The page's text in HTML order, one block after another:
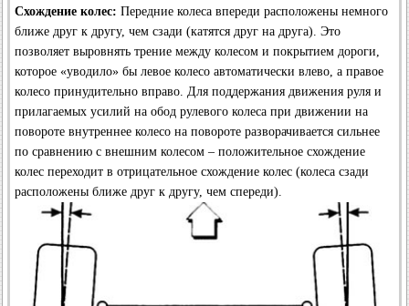
Схождение колес: Передние колеса впереди расположены немного
ближе друг к другу, чем сзади (катятся друг на друга). Это
позволяет выровнять трение между колесом и покрытием дороги,
которое «уводило» бы левое колесо автоматически влево, а правое
колесо принудительно вправо. Для поддержания движения руля и
прилагаемых усилий на обод рулевого колеса при движении на
повороте внутреннее колесо на повороте разворачивается сильнее
по сравнению с внешним колесом – положительное схождение
колес переходит в отрицательное схождение колес (колеса сзади
расположены ближе друг к другу, чем спереди).